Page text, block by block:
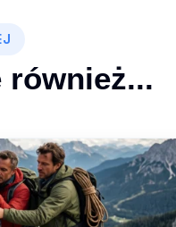
również...